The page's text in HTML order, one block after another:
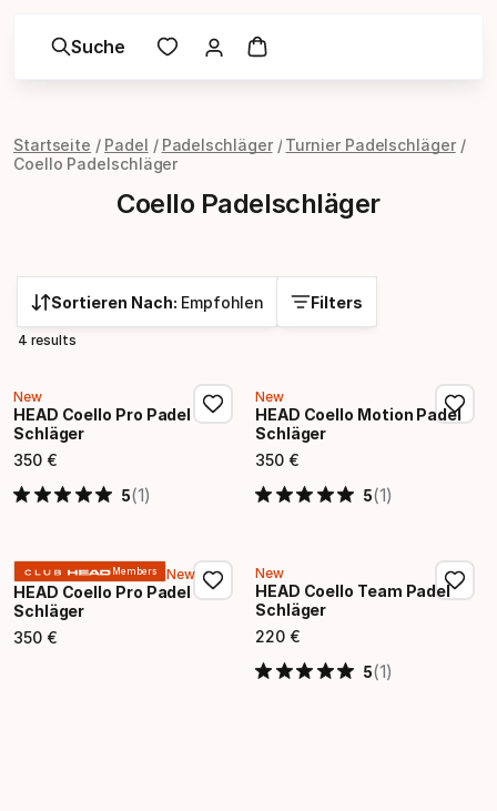
Suche
Startseite Padel Padelschläger
Turnier Padelschläger
Coello Padelschläger
Coello Padelschläger
Sortieren Nach: Empfohlen Filters
4 results
New
HEAD Coello Pro Padel
Schläger
350 €
Endpreis
5(1)
New
HEAD Coello Motion Padel
Schläger
350 €
Endpreis
5(1)
Members New
HEAD Coello Pro Padel
Schläger
350 €
Endpreis
New
HEAD Coello Team Padel
Schläger
220 €
Endpreis
5(1)